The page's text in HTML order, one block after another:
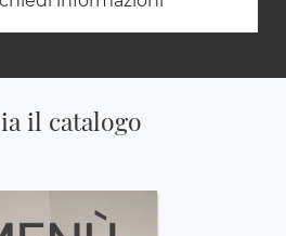
il catalogo